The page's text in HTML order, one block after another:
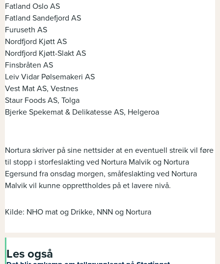
Fatland Oslo AS
Fatland Sandefjord AS
Furuseth AS
Nordfjord Kjøtt AS
Nordfjord Kjøtt-Slakt AS
Finsbråten AS
Leiv Vidar Pølsemakeri AS
Vest Mat AS, Vestnes
Staur Foods AS, Tolga
Bjerke Spekemat & Delikatesse AS, Helgeroa
Nortura skriver på sine nettsider at en eventuell streik vil føre
til stopp i storfeslakting ved Nortura Malvik og Nortura
Egersund fra onsdag morgen, småfeslakting ved Nortura
Malvik vil kunne opprettholdes på et lavere nivå.
Kilde: NHO mat og Drikke, NNN og Nortura
Les også